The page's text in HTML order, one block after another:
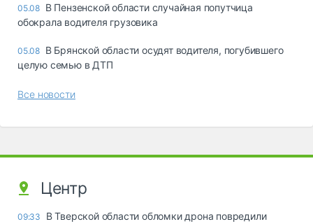
05.08 В Пензенской области случайная попутчица
обокрала водителя грузовика
05.08 В Брянской области осудят водителя, погубившего
целую семью в ДТП
Все новости
Центр
09:33
В Тверской области обломки дрона повредили